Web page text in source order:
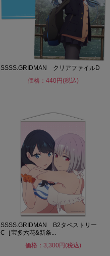
SSSS.GRIDMAN クリアファイルD
価格：440円(税込)
SSSS.GRIDMAN B2タペストリー
C［宝多六花&新条...
価格：3,300円(税込)